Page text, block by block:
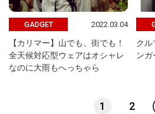
GADGET 2022.03.04
【カリマー】山でも、街でも！
全天候対応型ウェアはオシャレ
なのに大雨もへっちゃら
クル
ンガ
1 2